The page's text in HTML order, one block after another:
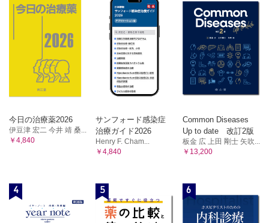
今日の治療薬2026
伊豆津 宏二 今井 靖 桑...
￥4,840
サンフォード感染症
治療ガイド2026
Henry F. Cham...
￥4,840
Common Diseases
Up to date 改訂2版
板金 広 上田 剛士 矢吹...
￥13,200
4 5 6